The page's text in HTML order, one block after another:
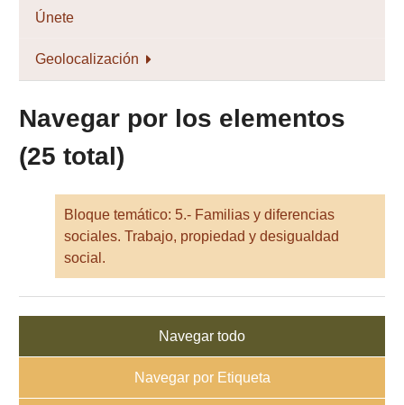
Únete
Geolocalización
Navegar por los elementos
(25 total)
Bloque temático: 5.- Familias y diferencias
sociales. Trabajo, propiedad y desigualdad
social.
Navegar todo
Navegar por Etiqueta